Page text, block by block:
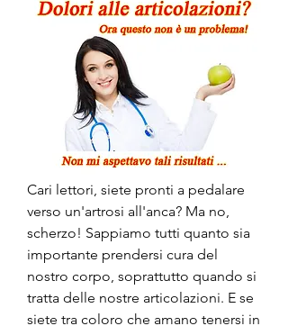
Cari lettori, siete pronti a pedalare
verso un'artrosi all'anca? Ma no,
scherzo! Sappiamo tutti quanto sia
importante prendersi cura del
nostro corpo, soprattutto quando si
tratta delle nostre articolazioni. E se
siete tra coloro che amano tenersi in